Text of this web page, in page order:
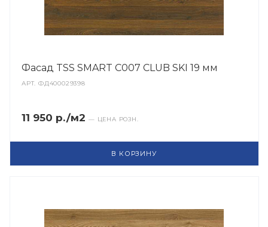
Фасад TSS SMART C007 CLUB SKI 19 мм
АРТ.ФД400029398
11 950 р./м2 — ЦЕНА РОЗН.
В КОРЗИНУ